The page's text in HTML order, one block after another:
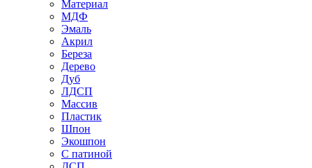
Материал
МДФ
Эмаль
Акрил
Береза
Дерево
Дуб
ЛДСП
Массив
Пластик
Шпон
Экошпон
С патиной